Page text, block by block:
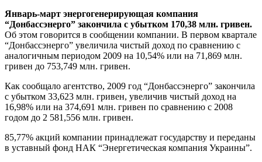
Январь-март энергогенерирующая компания
“Донбассэнерго” закончила с убытком 170,38 млн. гривен.
Об этом говорится в сообщении компании. В первом квартале
“Донбассэнерго” увеличила чистый доход по сравнению с
аналогичным периодом 2009 на 10,54% или на 71,869 млн.
гривен до 753,749 млн. гривен.
Как сообщало агентство, 2009 год “Донбассэнерго” закончила
с убытком 33,623 млн. гривен, увеличив чистый доход на
16,98% или на 374,691 млн. гривен по сравнению с 2008
годом до 2 581,556 млн. гривен.
85,77% акций компании принадлежат государству и переданы
в уставный фонд НАК “Энергетическая компания Украины”.